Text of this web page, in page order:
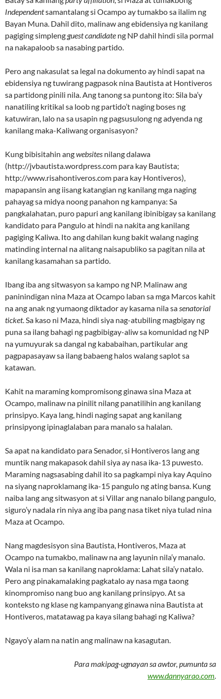
Independentsamantalang si Ocampo ay tumakbo sa ilalim ng
Bayan Muna. Dahil dito, malinaw ang ebidensiya ng kanilang
pagiging simpleng guest candidate ng NP dahil hindi sila pormal
na nakapaloob sa nasabing partido.
Pero ang nakasulat sa legal na dokumento ay hindi sapat na
ebidensiya ng tuwirang pagpasok nina Bautista at Hontiveros
sa partidong pinili nila. Ang tanong sa puntong ito: Sila ba’y
nanatiling kritikal sa loob ng partido’t naging boses ng
katuwiran, lalo na sa usapin ng pagsusulong ng adyenda ng
kanilang maka-Kaliwang organisasyon?
Kung bibisitahin angwebsites nilang dalawa
(http://jvbautista.wordpress.com para kay Bautista;
http://www.risahontiveros.com para kay Hontiveros),
mapapansin ang iisang katangian ng kanilang mga naging
pahayag sa midya noong panahon ng kampanya: Sa
pangkalahatan, puro papuri ang kanilang ibinibigay sa kanilang
kandidato para Pangulo at hindi na nakita ang kanilang
pagiging Kaliwa. Ito ang dahilan kung bakit walang naging
matinding internal na alitang naisapubliko sa pagitan nila at
kanilang kasamahan sa partido.
Ibang iba ang sitwasyon sa kampo ng NP. Malinaw ang
paninindigan nina Maza at Ocampo laban sa mga Marcos kahit
na ang anak ng yumaong diktador ay kasama nila sasenatorial
ticket. Sa kaso ni Maza, hindi siya nag-atubiling magbigay ng
puna sa ilang bahagi ng pagbibigay-aliw sa komunidad ng NP
na yumuyurak sa dangal ng kababaihan, partikular ang
pagpapasayaw sa ilang babaeng halos walang saplot sa
katawan.
Kahit na maraming kompromisong ginawa sina Maza at
Ocampo, malinaw na pinilit nilang panatilihin ang kanilang
prinsipyo. Kaya lang, hindi naging sapat ang kanilang
prinsipyong ipinaglalaban para manalo sa halalan.
Sa apat na kandidato para Senador, si Hontiveros lang ang
muntik nang makapasok dahil siya ay nasa ika-13 puwesto.
Maraming nagsasabing dahil ito sa pagkampi niya kay Aquino
na siyang naproklamang ika-15 pangulo ng ating bansa. Kung
naiba lang ang sitwasyon at si Villar ang nanalo bilang pangulo,
siguro’y nadala rin niya ang iba pang nasa tiket niya tulad nina
Maza at Ocampo.
Nang magdesisyon sina Bautista, Hontiveros, Maza at
Ocampo na tumakbo, malinaw na ang layunin nila’y manalo.
Wala ni isa man sa kanilang naproklama: Lahat sila’y natalo.
Pero ang pinakamalaking pagkatalo ay nasa mga taong
kinompromiso nang buo ang kanilang prinsipyo. At sa
konteksto ng klase ng kampanyang ginawa nina Bautista at
Hontiveros, matatawag pa kaya silang bahagi ng Kaliwa?
Ngayo’y alam na natin ang malinaw na kasagutan.
Para makipag-ugnayan sa awtor, pumunta sa
www.dannyarao.com.